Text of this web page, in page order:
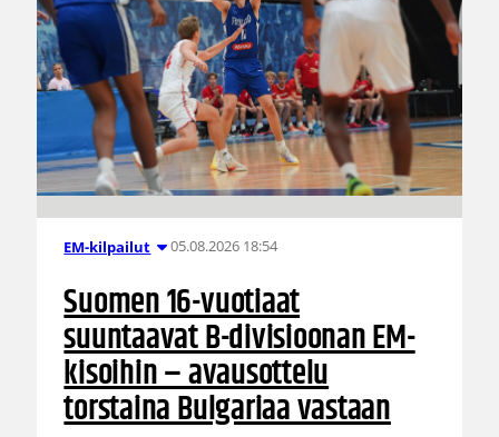
EM-kilpailut 05.08.2026 18:54
Suomen 16-vuotiaat
suuntaavat B-divisioonan EM-
kisoihin – avausottelu
torstaina Bulgariaa vastaan